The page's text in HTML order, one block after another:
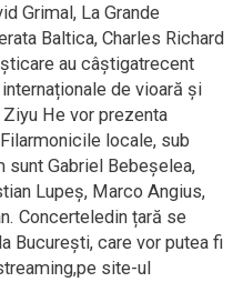
Grimal, La Grande
Baltica, Charles Richard
au câștigatrecent
de vioară și
He vor prezenta
locale, sub
sunt Gabriel Bebeșelea,
Lupeș, Marco Angius,
Concerteledin țară se
București, care vor putea fi
site-ul